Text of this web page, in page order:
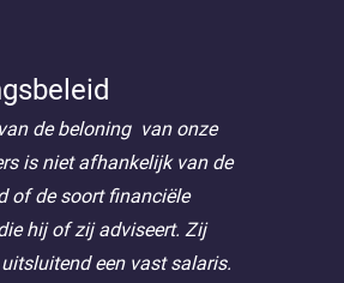
de beloning van onze
is niet afhankelijk van de
of de soort financiële
hij of zij adviseert. Zij
een vast salaris.